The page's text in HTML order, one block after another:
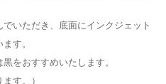
いただき、底面にインクジェット
す。
をおすすめいたします。
す。）